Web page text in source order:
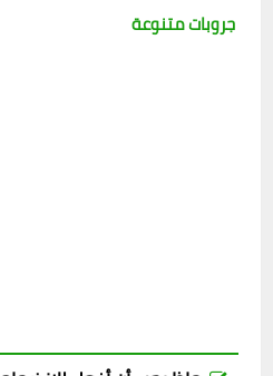
جروبات متنوعة